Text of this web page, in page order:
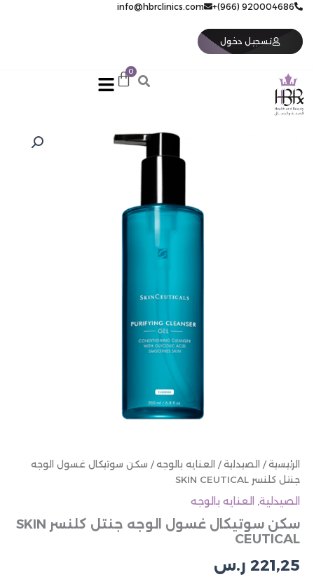
تخطي
المحتوى
920004686 (966)+
info@hbrclinics.com
تسجيل دخول
الرئيسية/ الصيدلية/ العنايه بالوجه/ سكن سوتيكال غسول الوجه
جنتل كلنسر SKIN CEUTICAL
الصيدلية, العنايه بالوجه
سكن سوتيكال غسول الوجه جنتل كلنسر SKIN
CEUTICAL
221,25 ر.س